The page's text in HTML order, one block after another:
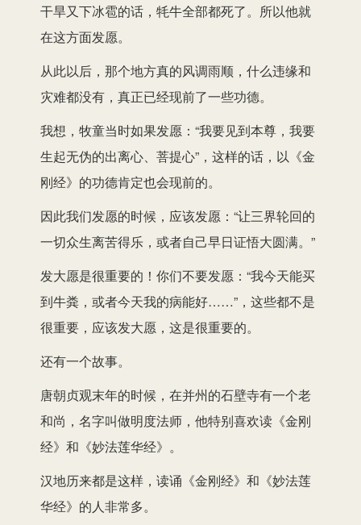
干旱又下冰雹的话，牦牛全部都死了。所以他就
在这方面发愿。
从此以后，那个地方真的风调雨顺，什么违缘和
灾难都没有，真正已经现前了一些功德。
我想，牧童当时如果发愿：“我要见到本尊，我要
生起无伪的出离心、菩提心”，这样的话，以《金
刚经》的功德肯定也会现前的。
因此我们发愿的时候，应该发愿：“让三界轮回的
一切众生离苦得乐，或者自己早日证悟大圆满。”
发大愿是很重要的！你们不要发愿：“我今天能买
到牛粪，或者今天我的病能好……”，这些都不是
很重要，应该发大愿，这是很重要的。
还有一个故事。
唐朝贞观末年的时候，在并州的石壁寺有一个老
和尚，名字叫做明度法师，他特别喜欢读《金刚
经》和《妙法莲华经》。
汉地历来都是这样，读诵《金刚经》和《妙法莲
华经》的人非常多。